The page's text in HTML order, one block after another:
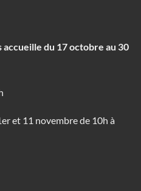
accueille du 17 octobre au 30
et 11 novembre de 10h à